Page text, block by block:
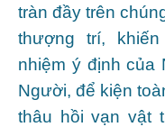
tràn đầy trên
thượng trí,
nhiệm ý định của
Người, để kiện
thâu hồi vạn vật